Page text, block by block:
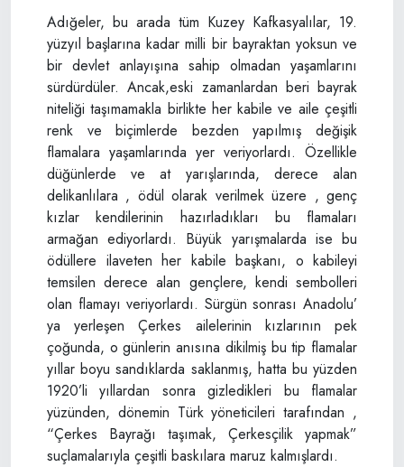
Adığeler, bu arada tüm Kuzey Kafkasyalılar, 19.
yüzyıl başlarına kadar milli bir bayraktan yoksun ve
bir devlet anlayışına sahip olmadan yaşamlarını
sürdürdüler. Ancak,eski zamanlardan beri bayrak
niteliği taşımamakla birlikte her kabile ve aile çeşitli
renk ve biçimlerde bezden yapılmış değişik
flamalara yaşamlarında yer veriyorlardı. Özellikle
düğünlerde ve at yarışlarında, derece alan
delikanlılara , ödül olarak verilmek üzere , genç
kızlar kendilerinin hazırladıkları bu flamaları
armağan ediyorlardı. Büyük yarışmalarda ise bu
ödüllere ilaveten her kabile başkanı, o kabileyi
temsilen derece alan gençlere, kendi sembolleri
olan flamayı veriyorlardı. Sürgün sonrası Anadolu’
ya yerleşen Çerkes ailelerinin kızlarının pek
çoğunda, o günlerin anısına dikilmiş bu tip flamalar
yıllar boyu sandıklarda saklanmış, hatta bu yüzden
1920’li yıllardan sonra gizledikleri bu flamalar
yüzünden, dönemin Türk yöneticileri tarafından ,
“Çerkes Bayrağı taşımak, Çerkesçilik yapmak”
suçlamalarıyla çeşitli baskılara maruz kalmışlardı.